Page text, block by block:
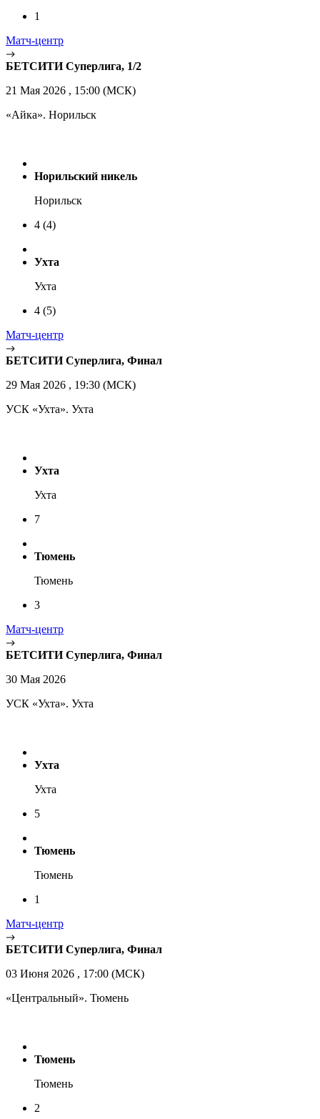
1
Матч-центр
БЕТСИТИ Суперлига, 1/2
21 Мая 2026 , 15:00 (МСК)
«Айка». Норильск
Норильский никель
Норильск
4 (4)
Ухта
Ухта
4 (5)
Матч-центр
БЕТСИТИ Суперлига, Финал
29 Мая 2026 , 19:30 (МСК)
УСК «Ухта». Ухта
Ухта
Ухта
7
Тюмень
Тюмень
3
Матч-центр
БЕТСИТИ Суперлига, Финал
30 Мая 2026
УСК «Ухта». Ухта
Ухта
Ухта
5
Тюмень
Тюмень
1
Матч-центр
БЕТСИТИ Суперлига, Финал
03 Июня 2026 , 17:00 (МСК)
«Центральный». Тюмень
Тюмень
Тюмень
2